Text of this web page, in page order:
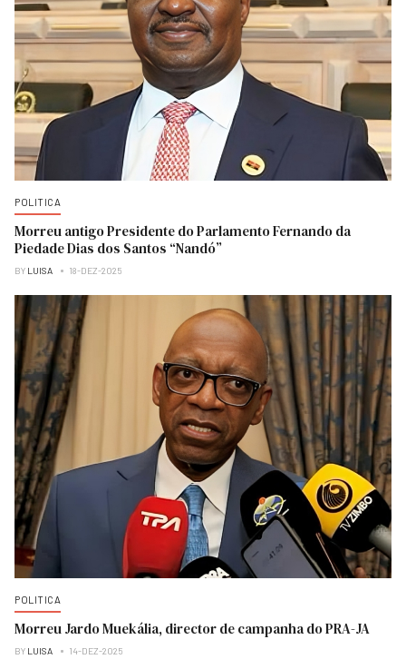
POLITICA
Morreu antigo Presidente do Parlamento Fernando da
Piedade Dias dos Santos “Nandó”
BY LUISA 18-DEZ-2025
POLITICA
Morreu Jardo Muekália, director de campanha do PRA-JA
BY LUISA 14-DEZ-2025